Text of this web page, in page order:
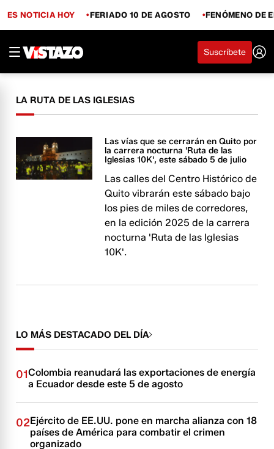
ES NOTICIA HOY FERIADO 10 DE AGOSTO FENÓMENO DE
Suscríbete
LA RUTA DE LAS IGLESIAS
Las vías que se cerrarán en Quito por
la carrera nocturna 'Ruta de las
Iglesias 10K', este sábado 5 de julio
Las calles del Centro Histórico de
Quito vibrarán este sábado bajo
los pies de miles de corredores,
en la edición 2025 de la carrera
nocturna 'Ruta de las Iglesias
10K'.
LO MÁS DESTACADO DEL DÍA
01Colombia reanudará las exportaciones de energía
a Ecuador desde este 5 de agosto
02Ejército de EE.UU. pone en marcha alianza con 18
países de América para combatir el crimen
organizado